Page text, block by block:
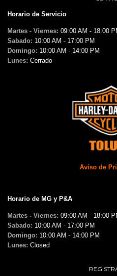
Horario de Servicio
Martes - Viernes: 09:00 AM - 18:00
Sabado: 10:00 AM - 17:00 PM
Domingo: 10:00 AM - 14:00 PM
Lunes: Cerrado
Aviso de
Horario de MG y P&A
Martes - Viernes: 09:00 AM - 18:00
Sabado: 10:00 AM - 17:00 PM
Domingo: 10:00 AM - 14:00 PM
Lunes: Closed